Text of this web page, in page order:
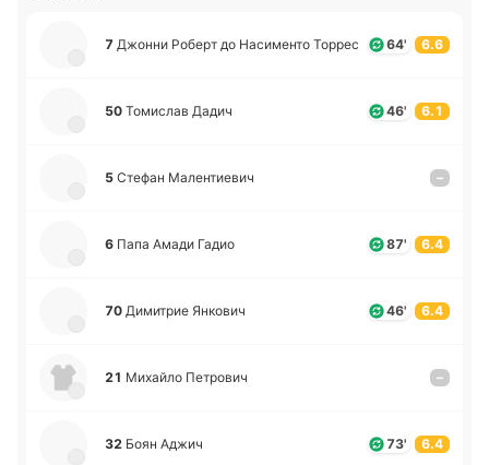
7 Джонни Роберт до На­си­ме­нто Торрес 64' 6.6
50 То­ми­слав Дадич 46' 6.1
5 Стефан Ма­ле­нтие­вич –
6 Папа Амади Гадио 87' 6.4
70 Ди­ми­трие Янко­вич 46' 6.4
21 Ми­хай­ло Пе­тро­вич –
32 Боян Аджич 73' 6.4